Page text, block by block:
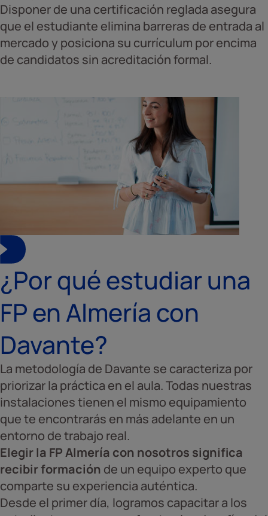
Disponer de una certificación reglada asegura
que el estudiante elimina barreras de entrada al
mercado y posiciona su currículum por encima
de candidatos sin acreditación formal.
¿Por qué estudiar una
FP en Almería con
Davante?
La metodología de Davante se caracteriza por
priorizar la práctica en el aula. Todas nuestras
instalaciones tienen el mismo equipamiento
que te encontrarás en más adelante en un
entorno de trabajo real.
Elegir la FP Almería con nosotros significa
recibir formación de un equipo experto que
comparte su experiencia auténtica.
Desde el primer día, logramos capacitar a los